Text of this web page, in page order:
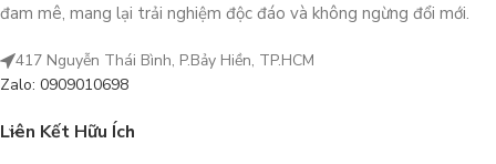
đam mê, mang lại trải nghiệm độc đáo và không ngừng đổi mới.
417 Nguyễn Thái Bình, P.Bảy Hiền, TP.HCM
Zalo: 0909010698
Liên Kết Hữu Ích